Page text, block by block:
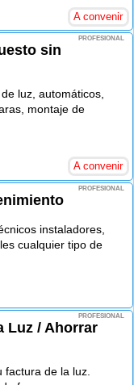
A convenir
PROFESIONAL
sin
luz, automáticos,
montaje de
A convenir
PROFESIONAL
instaladores,
cualquier tipo de
PROFESIONAL
Luz / Ahorrar
de la luz.